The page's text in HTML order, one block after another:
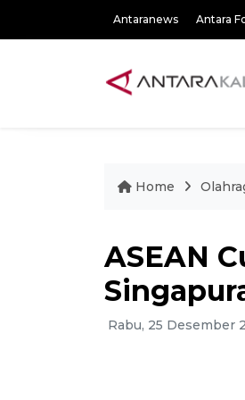
Antaranews Antara
Home
ASEAN
Rabu, 25 Desember